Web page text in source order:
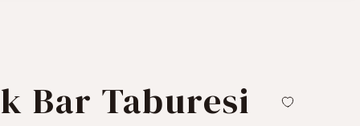
Bar Taburesi